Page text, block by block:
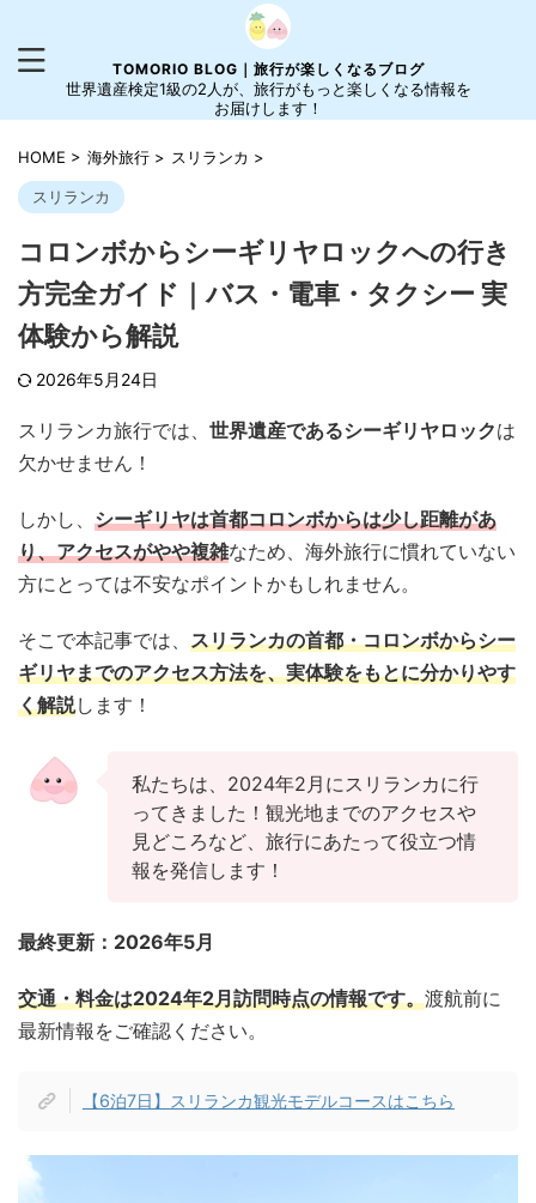
TOMORIO BLOG｜旅行が楽しくなるブログ
世界遺産検定1級の2人が、旅行がもっと楽しくなる情報を
お届けします！
HOME > 海外旅行 > スリランカ >
スリランカ
コロンボからシーギリヤロックへの行き
方完全ガイド｜バス・電車・タクシー 実
体験から解説
2026年5月24日
スリランカ旅行では、 世界遺産であるシーギリヤロックは
欠かせません！
しかし、 シーギリヤは首都コロンボからは少し距離があ
り、アクセスがやや複雑なため、海外旅行に慣れていない
方にとっては不安なポイントかもしれません。
そこで本記事では、 スリランカの首都・コロンボからシー
ギリヤまでのアクセス方法を、実体験をもとに分かりやす
く解説します！
私たちは、2024年2月にスリランカに行
ってきました！観光地までのアクセスや
見どころなど、旅行にあたって役立つ情
報を発信します！
最終更新：2026年5月
交通・料金は2024年2月訪問時点の情報です。渡航前に
最新情報をご確認ください。
【6泊7日】スリランカ観光モデルコースはこちら